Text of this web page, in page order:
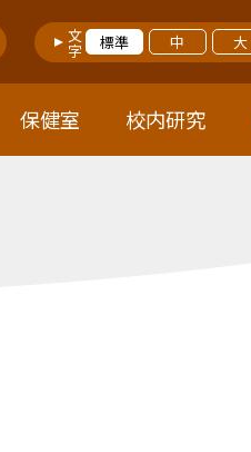
文字 標準 中 大
保健室 校内研究